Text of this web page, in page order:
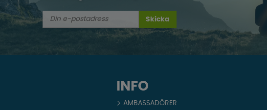
Skicka
INFO
AMBASSADÖRER